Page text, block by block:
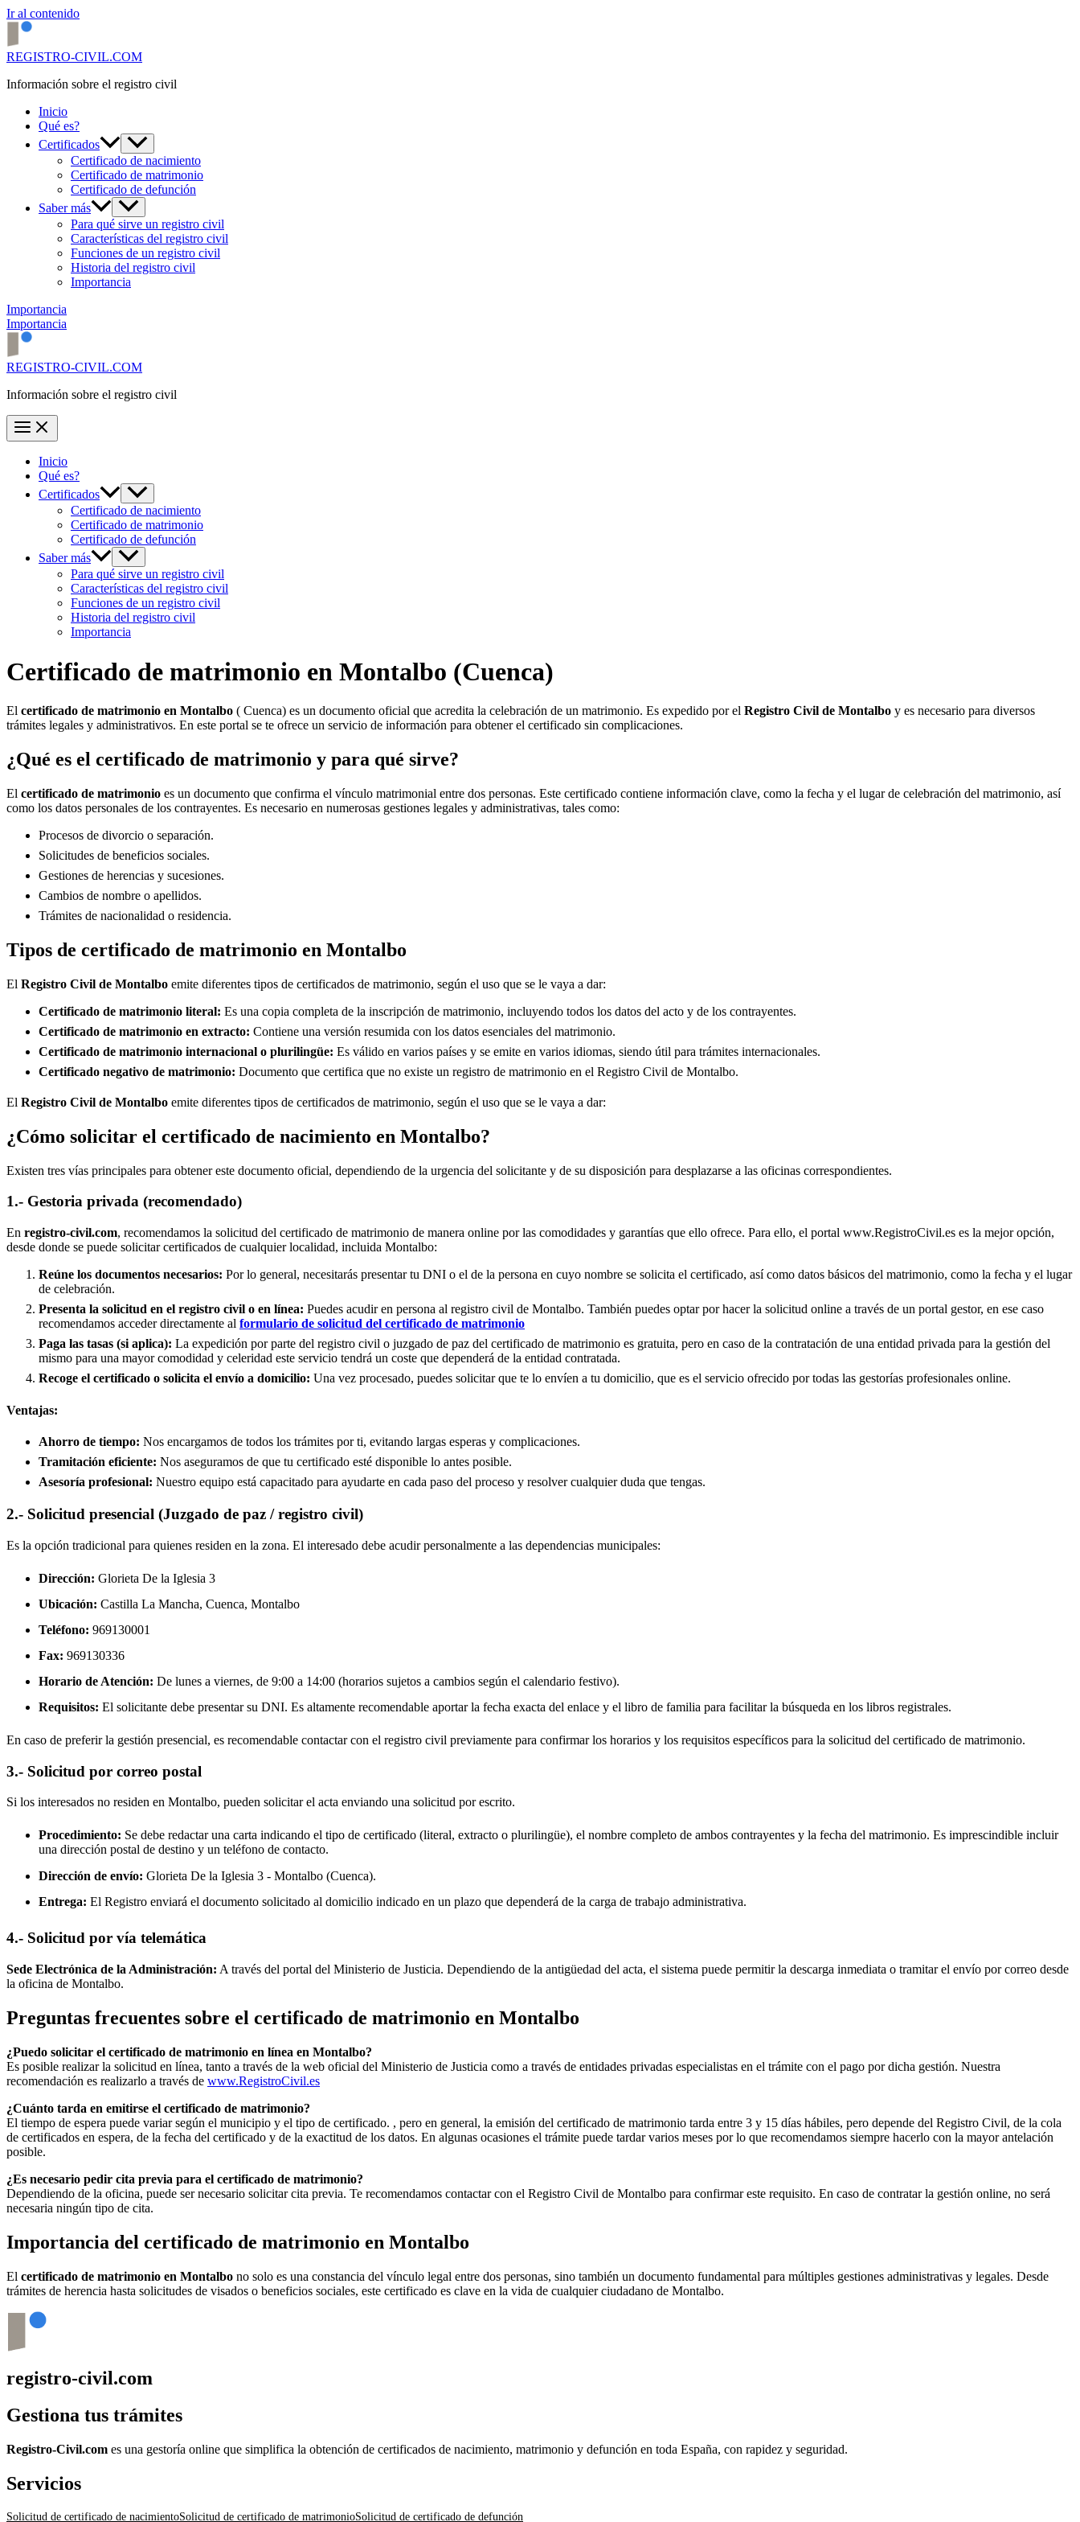
Ir al contenido
REGISTRO-CIVIL.COM
Información sobre el registro civil
Inicio
Qué es?
Certificados
Certificado de nacimiento
Certificado de matrimonio
Certificado de defunción
Saber más
Para qué sirve un registro civil
Características del registro civil
Funciones de un registro civil
Historia del registro civil
Importancia
Importancia
Importancia
REGISTRO-CIVIL.COM
Información sobre el registro civil
Inicio
Qué es?
Certificados
Certificado de nacimiento
Certificado de matrimonio
Certificado de defunción
Saber más
Para qué sirve un registro civil
Características del registro civil
Funciones de un registro civil
Historia del registro civil
Importancia
Certificado de matrimonio en Montalbo (Cuenca)
El certificado de matrimonio en Montalbo ( Cuenca) es un documento oficial que acredita la celebración de un matrimonio. Es expedido por el Registro Civil de Montalbo y es necesario para diversos
trámites legales y administrativos. En este portal se te ofrece un servicio de información para obtener el certificado sin complicaciones.
¿Qué es el certificado de matrimonio y para qué sirve?
El certificado de matrimonio es un documento que confirma el vínculo matrimonial entre dos personas. Este certificado contiene información clave, como la fecha y el lugar de celebración del matrimonio, así
como los datos personales de los contrayentes. Es necesario en numerosas gestiones legales y administrativas, tales como:
Procesos de divorcio o separación.
Solicitudes de beneficios sociales.
Gestiones de herencias y sucesiones.
Cambios de nombre o apellidos.
Trámites de nacionalidad o residencia.
Tipos de certificado de matrimonio en Montalbo
El Registro Civil de Montalbo emite diferentes tipos de certificados de matrimonio, según el uso que se le vaya a dar:
Certificado de matrimonio literal: Es una copia completa de la inscripción de matrimonio, incluyendo todos los datos del acto y de los contrayentes.
Certificado de matrimonio en extracto: Contiene una versión resumida con los datos esenciales del matrimonio.
Certificado de matrimonio internacional o plurilingüe: Es válido en varios países y se emite en varios idiomas, siendo útil para trámites internacionales.
Certificado negativo de matrimonio: Documento que certifica que no existe un registro de matrimonio en el Registro Civil de Montalbo.
El Registro Civil de Montalbo emite diferentes tipos de certificados de matrimonio, según el uso que se le vaya a dar:
¿Cómo solicitar el certificado de nacimiento en Montalbo?
Existen tres vías principales para obtener este documento oficial, dependiendo de la urgencia del solicitante y de su disposición para desplazarse a las oficinas correspondientes.
1.- Gestoria privada (recomendado)
En registro-civil.com, recomendamos la solicitud del certificado de matrimonio de manera online por las comodidades y garantías que ello ofrece. Para ello, el portal www.RegistroCivil.es es la mejor opción,
desde donde se puede solicitar certificados de cualquier localidad, incluida Montalbo:
Reúne los documentos necesarios: Por lo general, necesitarás presentar tu DNI o el de la persona en cuyo nombre se solicita el certificado, así como datos básicos del matrimonio, como la fecha y el lugar
de celebración.
Presenta la solicitud en el registro civil o en línea: Puedes acudir en persona al registro civil de Montalbo. También puedes optar por hacer la solicitud online a través de un portal gestor, en ese caso
recomendamos acceder directamente al formulario de solicitud del certificado de matrimonio
Paga las tasas (si aplica): La expedición por parte del registro civil o juzgado de paz del certificado de matrimonio es gratuita, pero en caso de la contratación de una entidad privada para la gestión del
mismo para una mayor comodidad y celeridad este servicio tendrá un coste que dependerá de la entidad contratada.
Recoge el certificado o solicita el envío a domicilio: Una vez procesado, puedes solicitar que te lo envíen a tu domicilio, que es el servicio ofrecido por todas las gestorías profesionales online.
Ventajas:
Ahorro de tiempo: Nos encargamos de todos los trámites por ti, evitando largas esperas y complicaciones.
Tramitación eficiente: Nos aseguramos de que tu certificado esté disponible lo antes posible.
Asesoría profesional: Nuestro equipo está capacitado para ayudarte en cada paso del proceso y resolver cualquier duda que tengas.
2.- Solicitud presencial (Juzgado de paz / registro civil)
Es la opción tradicional para quienes residen en la zona. El interesado debe acudir personalmente a las dependencias municipales:
Dirección: Glorieta De la Iglesia 3
Ubicación: Castilla La Mancha, Cuenca, Montalbo
Teléfono: 969130001
Fax: 969130336
Horario de Atención: De lunes a viernes, de 9:00 a 14:00 (horarios sujetos a cambios según el calendario festivo).
Requisitos: El solicitante debe presentar su DNI. Es altamente recomendable aportar la fecha exacta del enlace y el libro de familia para facilitar la búsqueda en los libros registrales.
En caso de preferir la gestión presencial, es recomendable contactar con el registro civil previamente para confirmar los horarios y los requisitos específicos para la solicitud del certificado de matrimonio.
3.- Solicitud por correo postal
Si los interesados no residen en Montalbo, pueden solicitar el acta enviando una solicitud por escrito.
Procedimiento: Se debe redactar una carta indicando el tipo de certificado (literal, extracto o plurilingüe), el nombre completo de ambos contrayentes y la fecha del matrimonio. Es imprescindible incluir
una dirección postal de destino y un teléfono de contacto.
Dirección de envío: Glorieta De la Iglesia 3 - Montalbo (Cuenca).
Entrega: El Registro enviará el documento solicitado al domicilio indicado en un plazo que dependerá de la carga de trabajo administrativa.
4.- Solicitud por vía telemática
Sede Electrónica de la Administración: A través del portal del Ministerio de Justicia. Dependiendo de la antigüedad del acta, el sistema puede permitir la descarga inmediata o tramitar el envío por correo desde
la oficina de Montalbo.
Preguntas frecuentes sobre el certificado de matrimonio en Montalbo
¿Puedo solicitar el certificado de matrimonio en línea en Montalbo?
Es posible realizar la solicitud en línea, tanto a través de la web oficial del Ministerio de Justicia como a través de entidades privadas especialistas en el trámite con el pago por dicha gestión. Nuestra
recomendación es realizarlo a través de www.RegistroCivil.es
¿Cuánto tarda en emitirse el certificado de matrimonio?
El tiempo de espera puede variar según el municipio y el tipo de certificado. , pero en general, la emisión del certificado de matrimonio tarda entre 3 y 15 días hábiles, pero depende del Registro Civil, de la cola
de certificados en espera, de la fecha del certificado y de la exactitud de los datos. En algunas ocasiones el trámite puede tardar varios meses por lo que recomendamos siempre hacerlo con la mayor antelación
posible.
¿Es necesario pedir cita previa para el certificado de matrimonio?
Dependiendo de la oficina, puede ser necesario solicitar cita previa. Te recomendamos contactar con el Registro Civil de Montalbo para confirmar este requisito. En caso de contratar la gestión online, no será
necesaria ningún tipo de cita.
Importancia del certificado de matrimonio en Montalbo
El certificado de matrimonio en Montalbo no solo es una constancia del vínculo legal entre dos personas, sino también un documento fundamental para múltiples gestiones administrativas y legales. Desde
trámites de herencia hasta solicitudes de visados o beneficios sociales, este certificado es clave en la vida de cualquier ciudadano de Montalbo.
registro-civil.com
Gestiona tus trámites
Registro-Civil.com es una gestoría online que simplifica la obtención de certificados de nacimiento, matrimonio y defunción en toda España, con rapidez y seguridad.
Servicios
Solicitud de certificado de nacimientoSolicitud de certificado de matrimonioSolicitud de certificado de defunción